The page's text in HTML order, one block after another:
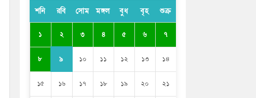
বাংলাদেশী কর্মীদের আকামা নিয়ে বড় সুখবর
দিলো সৌদি সরকার
ভারতের পূর্ব সীমান্তে এখন ‘আরেকটি পাকিস্তান’
গড়ে উঠেছে: সজীব ওয়াজেদ জয়
শনি রবি সোম মঙ্গল বুধ বৃহ শুক্র
১ ২ ৩ ৪ ৫ ৬ ৭
৮ ৯ ১০ ১১ ১২ ১৩ ১৪
১৫ ১৬ ১৭ ১৮ ১৯ ২০ ২১